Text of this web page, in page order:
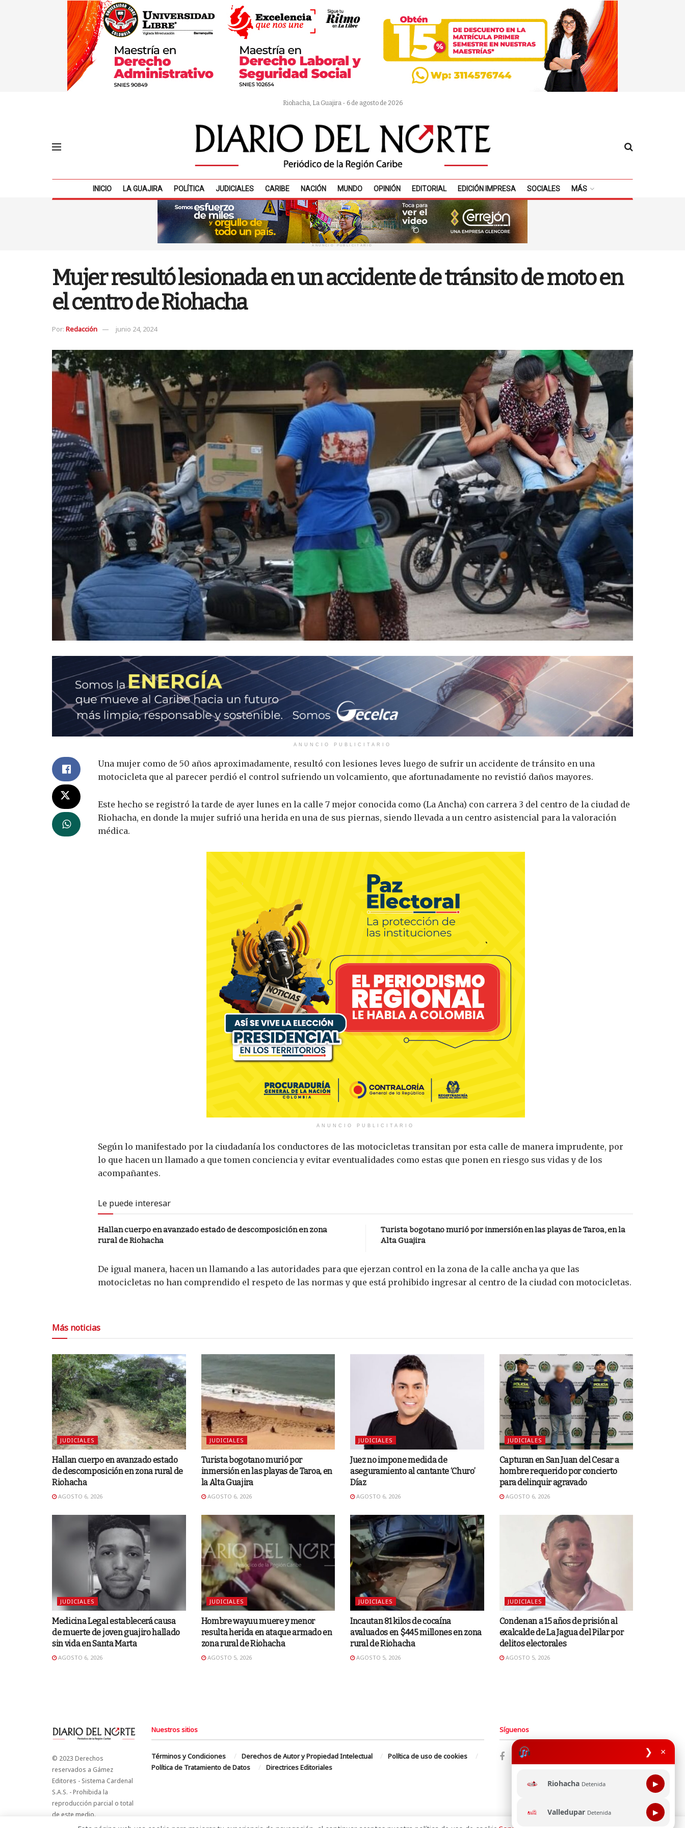
❯ ×
Riohacha Detenida ▶
Valledupar Detenida ▶
Riohacha, La Guajira - 6 de agosto de 2026
INICIO LA GUAJIRA POLÍTICA JUDICIALES CARIBE NACIÓN MUNDO OPINIÓN EDITORIAL EDICIÓN IMPRESA SOCIALES MÁS
ANUNCIO PUBLICITARIO
Mujer resultó lesionada en un accidente de tránsito de moto en
el centro de Riohacha
Por: Redacción junio 24, 2024
ANUNCIO PUBLICITARIO
Una mujer como de 50 años aproximadamente, resultó con lesiones leves luego de sufrir un accidente de tránsito en una
motocicleta que al parecer perdió el control sufriendo un volcamiento, que afortunadamente no revistió daños mayores.
Este hecho se registró la tarde de ayer lunes en la calle 7 mejor conocida como (La Ancha) con carrera 3 del centro de la ciudad de
Riohacha, en donde la mujer sufrió una herida en una de sus piernas, siendo llevada a un centro asistencial para la valoración
médica.
ANUNCIO PUBLICITARIO
Según lo manifestado por la ciudadanía los conductores de las motocicletas transitan por esta calle de manera imprudente, por
lo que hacen un llamado a que tomen conciencia y evitar eventualidades como estas que ponen en riesgo sus vidas y de los
acompañantes.
Le puede interesar
Hallan cuerpo en avanzado estado de descomposición en zona
rural de Riohacha
Turista bogotano murió por inmersión en las playas de Taroa, en la
Alta Guajira
De igual manera, hacen un llamando a las autoridades para que ejerzan control en la zona de la calle ancha ya que las
motocicletas no han comprendido el respeto de las normas y que está prohibido ingresar al centro de la ciudad con motocicletas.
Más noticias
JUDICIALES
Hallan cuerpo en avanzado estado
de descomposición en zona rural de
Riohacha
AGOSTO 6, 2026
JUDICIALES
Turista bogotano murió por
inmersión en las playas de Taroa, en
la Alta Guajira
AGOSTO 6, 2026
JUDICIALES
Juez no impone medida de
aseguramiento al cantante ‘Churo’
Díaz
AGOSTO 6, 2026
JUDICIALES
Capturan en San Juan del Cesar a
hombre requerido por concierto
para delinquir agravado
AGOSTO 6, 2026
JUDICIALES
Medicina Legal establecerá causa
de muerte de joven guajiro hallado
sin vida en Santa Marta
AGOSTO 6, 2026
JUDICIALES
Hombre wayuu muere y menor
resulta herida en ataque armado en
zona rural de Riohacha
AGOSTO 5, 2026
JUDICIALES
Incautan 81 kilos de cocaína
avaluados en $445 millones en zona
rural de Riohacha
AGOSTO 5, 2026
JUDICIALES
Condenan a 15 años de prisión al
exalcalde de La Jagua del Pilar por
delitos electorales
AGOSTO 5, 2026
© 2023 Derechos
reservados a Gámez
Editores - Sistema Cardenal
S.A.S. - Prohibida la
reproducción parcial o total
de este medio.
Nuestros sitios
Términos y Condiciones Derechos de Autor y Propiedad Intelectual
Política de uso de cookies
Política de Tratamiento de Datos
Directrices Editoriales
Síguenos